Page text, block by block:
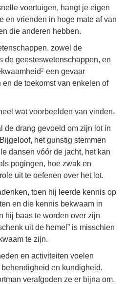
voertuigen, hangt je eigen
en vrienden in hoge mate af van
die anderen hebben.
zowel de
de geesteswetenschappen, en
2 een gevaar
de toekomst van enkelen of
wat voorbeelden van vinden.
de drang gevoeld om zijn lot in
het gunstig stemmen
dansen vóór de jacht, het kan
pogingen, hoe zwak en
uit te oefenen over het lot.
toen hij leerde kennis op
en die kennis bekwaam in
hij baas te worden over zijn
uit de hemel” is misschien
te zijn.
en activiteiten voelen
en kundigheid.
verafgoden ze er bijna om.